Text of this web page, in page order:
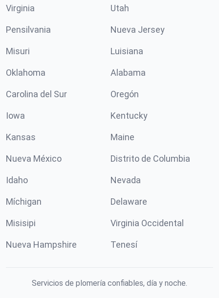
Virginia Utah
Pensilvania Nueva Jersey
Misuri Luisiana
Oklahoma Alabama
Carolina del Sur Oregón
Iowa Kentucky
Kansas Maine
Nueva México Distrito de Columbia
Idaho Nevada
Míchigan Delaware
Misisipi Virginia Occidental
Nueva Hampshire Tenesí
Servicios de plomería confiables, día y noche.